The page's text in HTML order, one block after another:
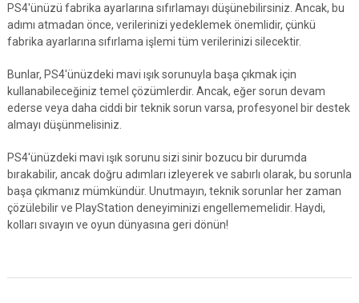
PS4'ünüzü fabrika ayarlarına sıfırlamayı düşünebilirsiniz. Ancak, bu
adımı atmadan önce, verilerinizi yedeklemek önemlidir, çünkü
fabrika ayarlarına sıfırlama işlemi tüm verilerinizi silecektir.
Bunlar, PS4'ünüzdeki mavi ışık sorunuyla başa çıkmak için
kullanabileceğiniz temel çözümlerdir. Ancak, eğer sorun devam
ederse veya daha ciddi bir teknik sorun varsa, profesyonel bir destek
almayı düşünmelisiniz.
PS4'ünüzdeki mavi ışık sorunu sizi sinir bozucu bir durumda
bırakabilir, ancak doğru adımları izleyerek ve sabırlı olarak, bu sorunla
başa çıkmanız mümkündür. Unutmayın, teknik sorunlar her zaman
çözülebilir ve PlayStation deneyiminizi engellememelidir. Haydi,
kolları sıvayın ve oyun dünyasına geri dönün!